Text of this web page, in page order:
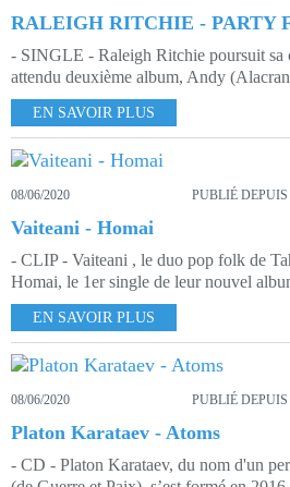
RALEIGH RITCHIE - PARTY
- SINGLE - Raleigh Ritchie poursuit sa
attendu deuxième album, Andy
EN SAVOIR PLUS
08/06/2020 PUBLIÉ
Vaiteani - Homai
- CLIP - Vaiteani , le duo pop folk de
Homai, le 1er single de leur nouvel
EN SAVOIR PLUS
08/06/2020 PUBLIÉ
Platon Karataev - Atoms
- CD - Platon Karataev, du nom d'un